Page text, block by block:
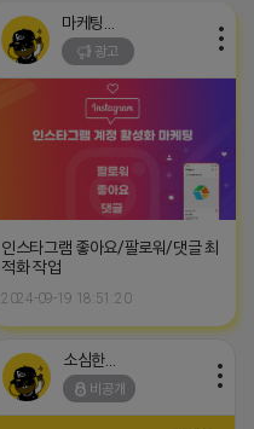
광고
인스타그램 좋아요/팔로워/댓글 최
적화 작업
2024-09-19 18:51:20
소심한 네오
비공개